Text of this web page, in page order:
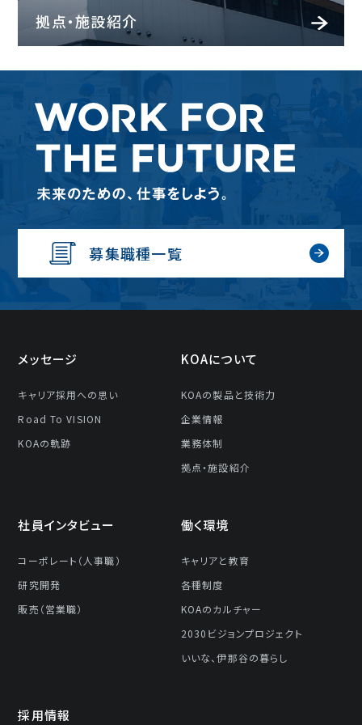
拠点・施設紹介
募集職種一覧
メッセージ
キャリア採⽤への思い
Road To VISION
KOAの軌跡
KOAについて
KOAの製品と技術⼒
企業情報
業務体制
拠点・施設紹介
社員インタビュー
コーポレート（人事職）
研究開発
販売（営業職）
働く環境
キャリアと教育
各種制度
KOAのカルチャー
2030ビジョンプロジェクト
いいな、伊那谷の暮らし
採⽤情報